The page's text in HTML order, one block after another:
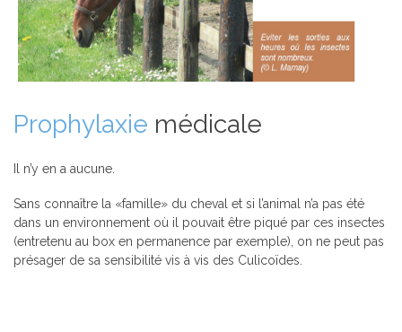
Prophylaxie médicale
Il n’y en a aucune.
Sans connaître la «famille» du cheval et si l’animal n’a pas été
dans un environnement où il pouvait être piqué par ces insectes
(entretenu au box en permanence par exemple), on ne peut pas
présager de sa sensibilité vis à vis des Culicoïdes.